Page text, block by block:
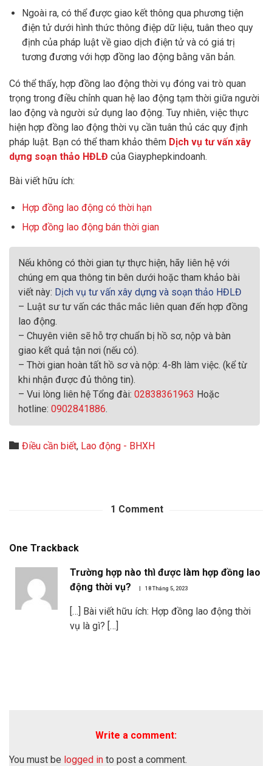
Ngoài ra, có thể được giao kết thông qua phương tiện
điện tử dưới hình thức thông điệp dữ liệu, tuân theo quy
định của pháp luật về giao dịch điện tử và có giá trị
tương đương với hợp đồng lao động bằng văn bản.
Có thể thấy, hợp đồng lao động thời vụ đóng vai trò quan
trọng trong điều chỉnh quan hệ lao động tạm thời giữa người
lao động và người sử dụng lao động. Tuy nhiên, việc thực
hiện hợp đồng lao động thời vụ cần tuân thủ các quy định
pháp luật. Bạn có thể tham khảo thêm Dịch vụ tư vấn xây
dựng soạn thảo HĐLĐ của Giayphepkindoanh.
Bài viết hữu ích:
Hợp đồng lao động có thời hạn
Hợp đồng lao động bán thời gian
Nếu không có thời gian tự thực hiện, hãy liên hệ với
chúng em qua thông tin bên dưới hoặc tham khảo bài
viết này: Dịch vụ tư vấn xây dựng và soạn thảo HĐLĐ
– Luật sư tư vấn các thắc mắc liên quan đến hợp đồng
lao động.
– Chuyên viên sẽ hỗ trợ chuẩn bị hồ sơ, nộp và bàn
giao kết quả tận nơi (nếu có).
– Thời gian hoàn tất hồ sơ và nộp: 4-8h làm việc. (kể từ
khi nhận được đủ thông tin).
– Vui lòng liên hệ Tổng đài: 02838361963 Hoặc
hotline: 0902841886.
 Category
Điều cần biết, Lao động - BHXH
1 Comment
One Trackback
Trường hợp nào thì được làm hợp đồng lao
động thời vụ?
18 Tháng 5, 2023
[…] Bài viết hữu ích: Hợp đồng lao động thời
vụ là gì? […]
Write a comment:
You must be logged in to post a comment.